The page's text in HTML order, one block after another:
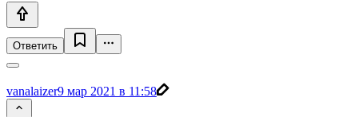
Ответить
vanalaizer9 мар 2021 в 11:58